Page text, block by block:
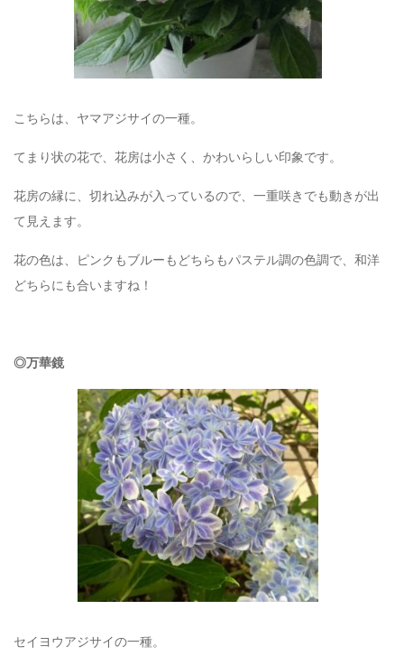
こちらは、ヤマアジサイの一種。
てまり状の花で、花房は小さく、かわいらしい印象です。
花房の縁に、切れ込みが入っているので、一重咲きでも動きが出
て見えます。
花の色は、ピンクもブルーもどちらもパステル調の色調で、和洋
どちらにも合いますね！
◎万華鏡
セイヨウアジサイの一種。